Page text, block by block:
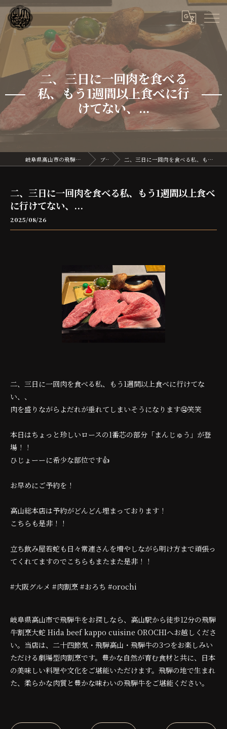
二、三日に一回肉を食べる
私、もう1週間以上食べに行
けてない、...
岐阜県高山市の飛騨牛なら飛騨牛割烹 大蛇 ブログ 二、三日に一回肉を食べる私、もう1週間以上食べに行けてない、...
二、三日に一回肉を食べる私、もう1週間以上食べ
に行けてない、...
2025/08/26
二、三日に一回肉を食べる私、もう1週間以上食べに行けてな
い、、
肉を盛りながらよだれが垂れてしまいそうになります🤤笑笑
本日はちょっと珍しいロースの1番芯の部分「まんじゅう」が登
場！！
ひじょーーに希少な部位です👍
お早めにご予約を！
高山総本店は予約がどんどん埋まっております！
こちらも是非！！
立ち飲み屋若蛇も日々常連さんを増やしながら明け方まで頑張っ
てくれてますのでこちらもまたまた是非！！
#大阪グルメ #肉割烹 #おろち #orochi
岐阜県高山市で飛騨牛をお探しなら、高山駅から徒歩12分の飛騨
牛割烹大蛇 Hida beef kappo cuisine OROCHIへお越しくださ
い。当店は、二十四節気・飛騨高山・飛騨牛の3つをお楽しみい
ただける劇場型肉割烹です。豊かな自然が育む食材と共に、日本
の美味しい料理や文化をご堪能いただけます。飛騨の地で生まれ
た、柔らかな肉質と豊かな味わいの飛騨牛をご堪能ください。